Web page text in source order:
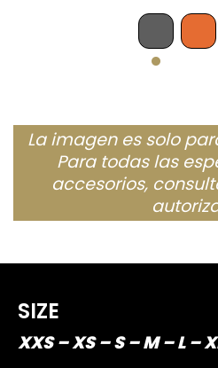
La imagen es solo
Para todas las
accesorios,
SIZE
XXS – XS – S – M – L –